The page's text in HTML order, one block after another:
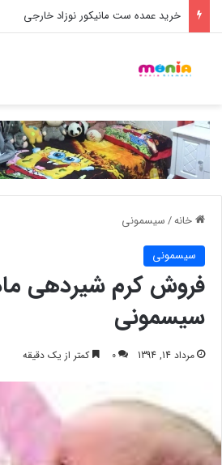
خرید عمده ست مانیکور نوزاد خارجی
خانه/سیسمونی
سیسمونی
فروش کرم شیردهی
سیسمونی
مرداد 14, 1394 0 کمتر از یک دقیقه